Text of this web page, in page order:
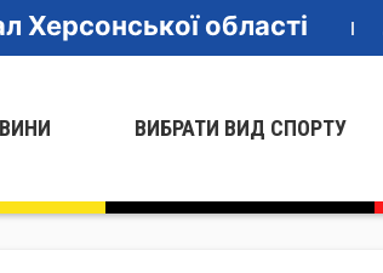
Херсонської області
ВИБРАТИ ВИД СПОРТУ